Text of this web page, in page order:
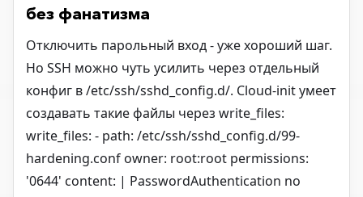
без фанатизма
Отключить парольный вход - уже хороший шаг.
Но SSH можно чуть усилить через отдельный
конфиг в /etc/ssh/sshd_config.d/. Cloud-init умеет
создавать такие файлы через write_files:
write_files: - path: /etc/ssh/sshd_config.d/99-
hardening.conf owner: root:root permissions:
'0644' content: | PasswordAuthentication no